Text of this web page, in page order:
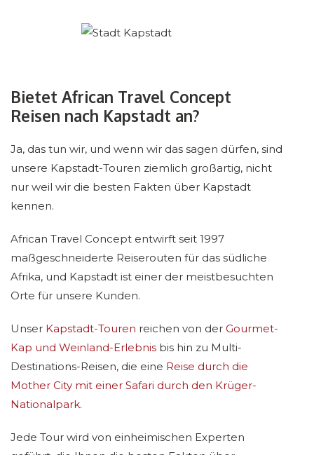
Bietet African Travel Concept
Reisen nach Kapstadt an?
Ja, das tun wir, und wenn wir das sagen dürfen, sind
unsere Kapstadt-Touren ziemlich großartig, nicht
nur weil wir die besten Fakten über Kapstadt
kennen.
African Travel Concept entwirft seit 1997
maßgeschneiderte Reiserouten für das südliche
Afrika, und Kapstadt ist einer der meistbesuchten
Orte für unsere Kunden.
Unser Kapstadt-Touren reichen von der Gourmet-
Kap und Weinland-Erlebnis bis hin zu Multi-
Destinations-Reisen, die eine Reise durch die
Mother City mit einer Safari durch den Krüger-
Nationalpark.
Jede Tour wird von einheimischen Experten